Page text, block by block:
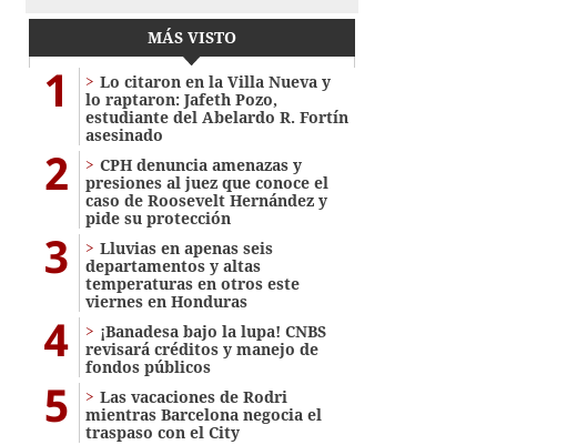
MÁS VISTO
1
Lo citaron en la Villa Nueva y
lo raptaron: Jafeth Pozo,
estudiante del Abelardo R. Fortín
asesinado
2
CPH denuncia amenazas y
presiones al juez que conoce el
caso de Roosevelt Hernández y
pide su protección
3
Lluvias en apenas seis
departamentos y altas
temperaturas en otros este
viernes en Honduras
4
¡Banadesa bajo la lupa! CNBS
revisará créditos y manejo de
fondos públicos
5
Las vacaciones de Rodri
mientras Barcelona negocia el
traspaso con el City